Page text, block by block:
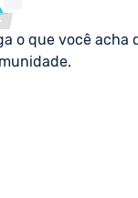
o que você acha